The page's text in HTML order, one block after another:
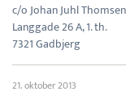
c/o Johan Juhl Thomsen
Langgade 26 A, 1. th.
7321 Gadbjerg
21. oktober 2013